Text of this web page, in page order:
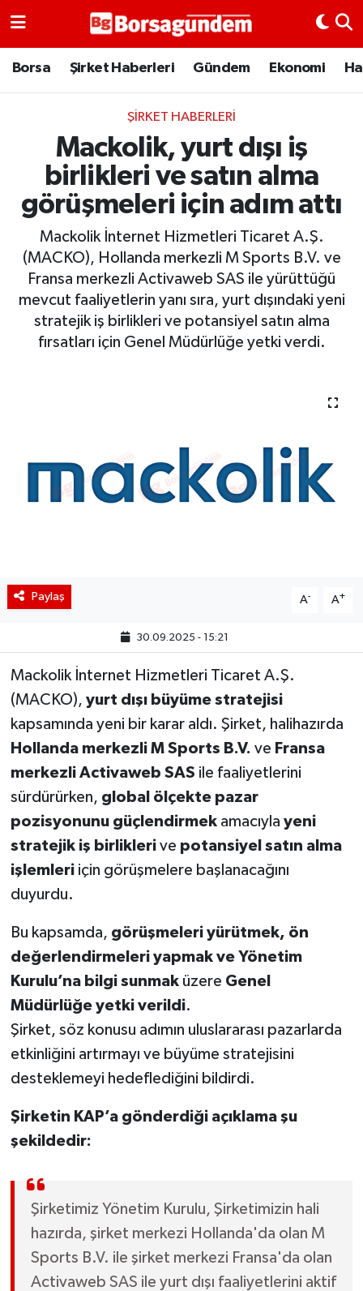
Borsa Şirket Haberleri Gündem Ekonomi
ŞIRKET HABERLERI
Mackolik, yurt dışı iş
birlikleri ve satın alma
görüşmeleri için adım attı
Mackolik İnternet Hizmetleri Ticaret A.Ş.
(MACKO), Hollanda merkezli M Sports B.V. ve
Fransa merkezli Activaweb SAS ile yürüttüğü
mevcut faaliyetlerin yanı sıra, yurt dışındaki yeni
stratejik iş birlikleri ve potansiyel satın alma
fırsatları için Genel Müdürlüğe yetki verdi.
Paylaş A- A+
30.09.2025 - 15:21
Mackolik İnternet Hizmetleri Ticaret A.Ş.
(MACKO), yurt dışı büyüme stratejisi
kapsamında yeni bir karar aldı. Şirket, halihazırda
Hollanda merkezli M Sports B.V. ve Fransa
merkezli Activaweb SAS ile faaliyetlerini
sürdürürken, global ölçekte pazar
pozisyonunu güçlendirmekamacıyla yeni
stratejik iş birliklerive potansiyel satın alma
işlemleriiçin görüşmelere başlanacağını
duyurdu.
Bu kapsamda, görüşmeleri yürütmek, ön
değerlendirmeleri yapmak ve Yönetim
Kurulu’na bilgi sunmaküzere Genel
Müdürlüğe yetki verildi.
Şirket, söz konusu adımın uluslararası pazarlarda
etkinliğini artırmayı ve büyüme stratejisini
desteklemeyi hedeflediğini bildirdi.
Şirketin KAP’a gönderdiği açıklama şu
şekildedir:
Şirketimiz Yönetim Kurulu, Şirketimizin hali
hazırda, şirket merkezi Hollanda'da olan M
Sports B.V. ile şirket merkezi Fransa'da olan
Activaweb SAS ile yurt dışı faaliyetlerini aktif
Borsa
Emtia
Galeri
Bitcoin
Şirket Haberleri
Borsa Gundem
Ekonomik Takvim
Hakkımızda